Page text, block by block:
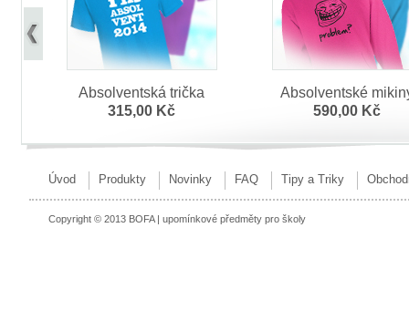
Absolventská trička
315,00 Kč
Absolventské
590,00 Kč
Úvod Produkty Novinky FAQ Tipy a Triky
Copyright © 2013 BOFA | upomínkové předměty pro školy